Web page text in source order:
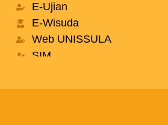
E-Ujian
E-Wisuda
Web UNISSULA
SIM